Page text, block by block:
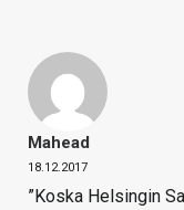
Mahead
18.12.2017
”Koska Helsingin